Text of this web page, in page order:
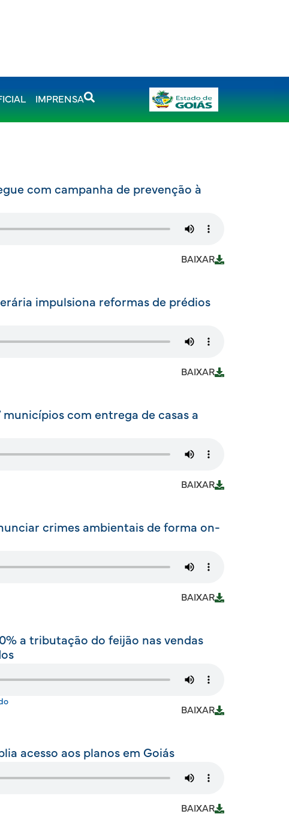
IMPRENSA
com campanha de prevenção à
BAIXAR
impulsiona reformas de prédios
BAIXAR
municípios com entrega de casas a
BAIXAR
crimes ambientais de forma on-
BAIXAR
a tributação do feijão nas vendas
BAIXAR
acesso aos planos em Goiás
BAIXAR